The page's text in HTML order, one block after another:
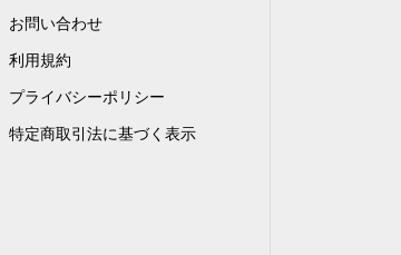
お問い合わせ
利用規約
プライバシーポリシー
特定商取引法に基づく表示